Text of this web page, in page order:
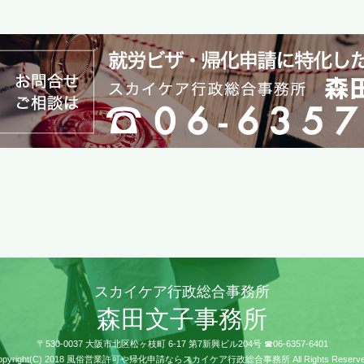
スカイケア行政総合事務所
森田文子事務所
〒530-0037 大阪市北区松ヶ枝町 6-17 第7新興ビル204号 ☎06-6357-6401
2018 風俗営業許可や帰化申請ならスカイケア行政総合事務所 All Rights